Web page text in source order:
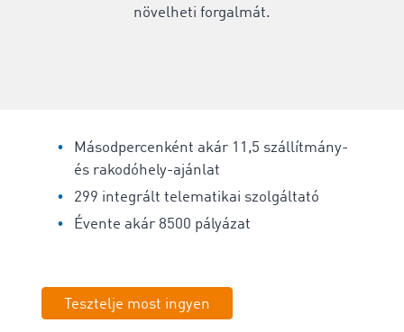
növelheti forgalmát.
Másodpercenként akár 11,5 szállítmány-
és rakodóhely-ajánlat
299 integrált telematikai szolgáltató
Évente akár 8500 pályázat
Tesztelje most ingyen